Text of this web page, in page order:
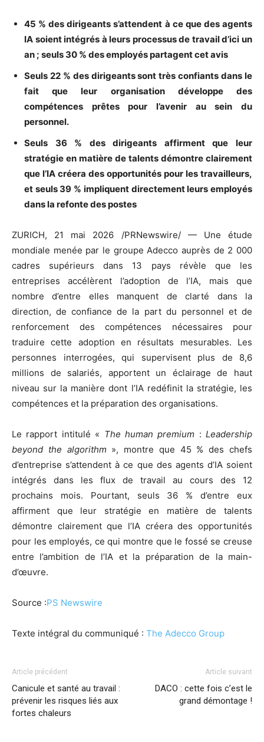
45 % des dirigeants s’attendent à ce que des agents
IA soient intégrés à leurs processus de travail d’ici un
an ; seuls 30 % des employés partagent cet avis
Seuls 22 % des dirigeants sont très confiants dans le
fait que leur organisation développe des
compétences prêtes pour l’avenir au sein du
personnel.
Seuls 36 % des dirigeants affirment que leur
stratégie en matière de talents démontre clairement
que l’IA créera des opportunités pour les travailleurs,
et seuls 39 % impliquent directement leurs employés
dans la refonte des postes
ZURICH, 21 mai 2026 /PRNewswire/ — Une étude
mondiale menée par le groupe Adecco auprès de 2 000
cadres supérieurs dans 13 pays révèle que les
entreprises accélèrent l’adoption de l’IA, mais que
nombre d’entre elles manquent de clarté dans la
direction, de confiance de la part du personnel et de
renforcement des compétences nécessaires pour
traduire cette adoption en résultats mesurables. Les
personnes interrogées, qui supervisent plus de 8,6
millions de salariés, apportent un éclairage de haut
niveau sur la manière dont l’IA redéfinit la stratégie, les
compétences et la préparation des organisations.
Le rapport intitulé « The human premium : Leadership
beyond the algorithm», montre que 45 % des chefs
d’entreprise s’attendent à ce que des agents d’IA soient
intégrés dans les flux de travail au cours des 12
prochains mois. Pourtant, seuls 36 % d’entre eux
affirment que leur stratégie en matière de talents
démontre clairement que l’IA créera des opportunités
pour les employés, ce qui montre que le fossé se creuse
entre l’ambition de l’IA et la préparation de la main-
d’œuvre.
Source :PS Newswire
Texte intégral du communiqué : The Adecco Group
Article précédent
Canicule et santé au travail :
prévenir les risques liés aux
fortes chaleurs
Article suivant
DACO : cette fois c’est le
grand démontage !